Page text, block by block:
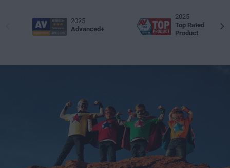
2025
Advanced+
2025
Top Rated
Product